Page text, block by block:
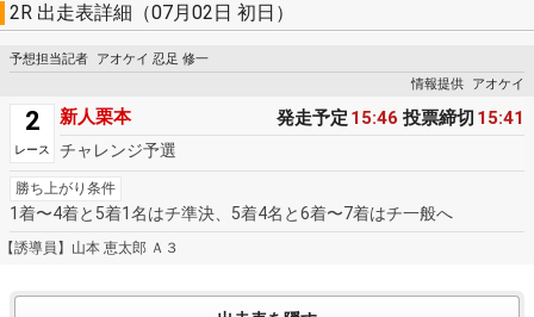
2R 出走表詳細（07月02日 初日）
予想担当記者
アオケイ 忍足 修一
情報提供
アオケイ
2
レース
新人栗本 発走予定 15:46 投票締切 15:41
チャレンジ予選
勝ち上がり条件
1着〜4着と5着1名はチ準決、5着4名と6着〜7着はチ一般へ
【誘導員】山本 恵太郎 Ａ３